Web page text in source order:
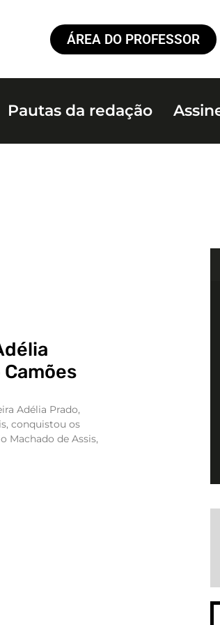
ÁREA DO PROFESSOR
Pautas da redação
Adélia Prado,
conquistou os
Machado de Assis,